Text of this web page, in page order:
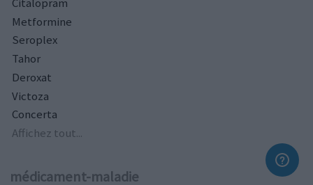
Metformine
Seroplex
Tahor
Deroxat
Victoza
Concerta
Affichez tout...
médicament-maladie